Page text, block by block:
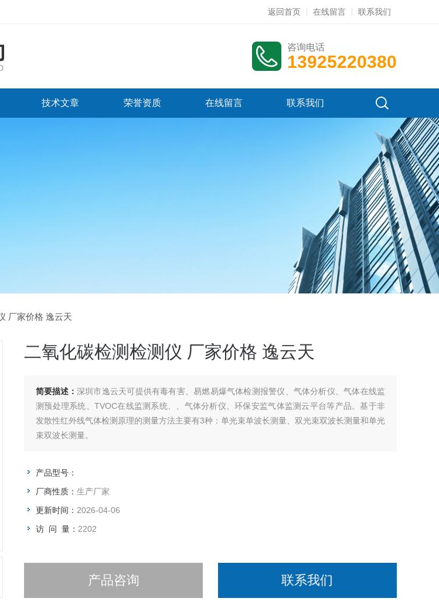
返回首页 在线留言 联系我们
咨询电话
13925220380
技术文章 荣誉资质 在线留言 联系我们
厂家价格 逸云天
二氧化碳检测检测仪 厂家价格 逸云天
简要描述： 深圳市逸云天可提供有毒有害、易燃易爆气体检测报警仪、气体分析仪、气体在线监
测预处理系统、TVOC在线监测系统、、气体分析仪、环保安监气体监测云平台等产品。基于非
发散性红外线气体检测原理的测量方法主要有3种：单光束单波长测量、双光束双波长测量和单光
束双波长测量。
产品型号：
厂商性质： 生产厂家
更新时间： 2026-04-06
访 问 量： 2202
产品咨询 联系我们